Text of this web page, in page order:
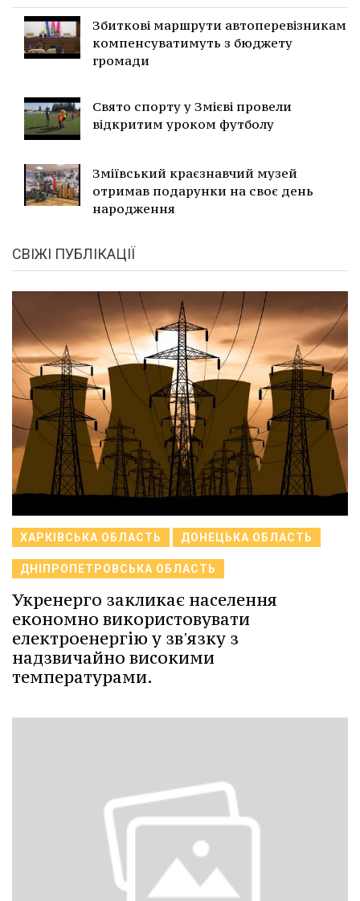
Збиткові маршрути автоперевізникам
компенсуватимуть з бюджету
громади
Свято спорту у Змієві провели
відкритим уроком футболу
Зміївський краєзнавчий музей
отримав подарунки на своє день
народження
СВІЖІ ПУБЛІКАЦІЇ
ХАРКІВСЬКА ОБЛАСТЬ ДОНЕЦЬКА ОБЛАСТЬ
ДНІПРОПЕТРОВСЬКА ОБЛАСТЬ
Укренерго закликає населення
економно використовувати
електроенергію у зв'язку з
надзвичайно високими
температурами.